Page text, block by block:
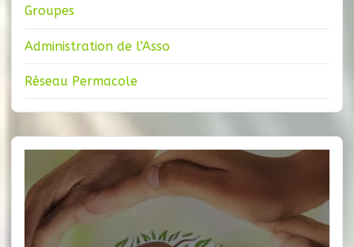
Groupes
Administration de l’Asso
Réseau Permacole